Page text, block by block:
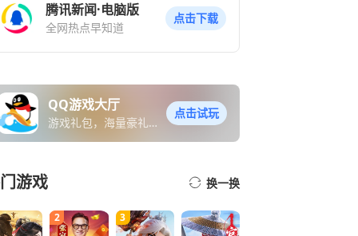
腾讯新闻·电脑版
全网热点早知道
点击下载
QQ游戏大厅
游戏礼包，海量豪礼免
点击试玩
游戏 换一换